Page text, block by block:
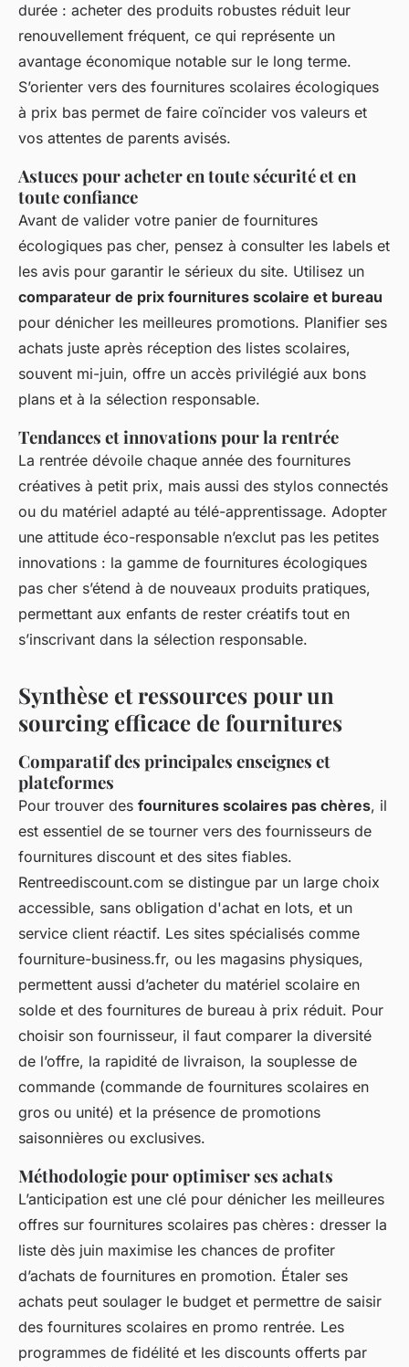
durée : acheter des produits robustes réduit leur
renouvellement fréquent, ce qui représente un
avantage économique notable sur le long terme.
S’orienter vers des fournitures scolaires écologiques
à prix bas permet de faire coïncider vos valeurs et
vos attentes de parents avisés.
Astuces pour acheter en toute sécurité et en
toute confiance
Avant de valider votre panier de fournitures
écologiques pas cher, pensez à consulter les labels et
les avis pour garantir le sérieux du site. Utilisez un
comparateur de prix fournitures scolaire et bureau
pour dénicher les meilleures promotions. Planifier ses
achats juste après réception des listes scolaires,
souvent mi-juin, offre un accès privilégié aux bons
plans et à la sélection responsable.
Tendances et innovations pour la rentrée
La rentrée dévoile chaque année des fournitures
créatives à petit prix, mais aussi des stylos connectés
ou du matériel adapté au télé-apprentissage. Adopter
une attitude éco-responsable n’exclut pas les petites
innovations : la gamme de fournitures écologiques
pas cher s’étend à de nouveaux produits pratiques,
permettant aux enfants de rester créatifs tout en
s’inscrivant dans la sélection responsable.
Synthèse et ressources pour un
sourcing efficace de fournitures
Comparatif des principales enseignes et
plateformes
Pour trouver des fournitures scolaires pas chères, il
est essentiel de se tourner vers des fournisseurs de
fournitures discount et des sites fiables.
Rentreediscount.com se distingue par un large choix
accessible, sans obligation d'achat en lots, et un
service client réactif. Les sites spécialisés comme
fourniture-business.fr, ou les magasins physiques,
permettent aussi d’acheter du matériel scolaire en
solde et des fournitures de bureau à prix réduit. Pour
choisir son fournisseur, il faut comparer la diversité
de l’offre, la rapidité de livraison, la souplesse de
commande (commande de fournitures scolaires en
gros ou unité) et la présence de promotions
saisonnières ou exclusives.
Méthodologie pour optimiser ses achats
L’anticipation est une clé pour dénicher les meilleures
offres sur fournitures scolaires pas chères : dresser la
liste dès juin maximise les chances de profiter
d’achats de fournitures en promotion. Étaler ses
achats peut soulager le budget et permettre de saisir
des fournitures scolaires en promo rentrée. Les
programmes de fidélité et les discounts offerts par